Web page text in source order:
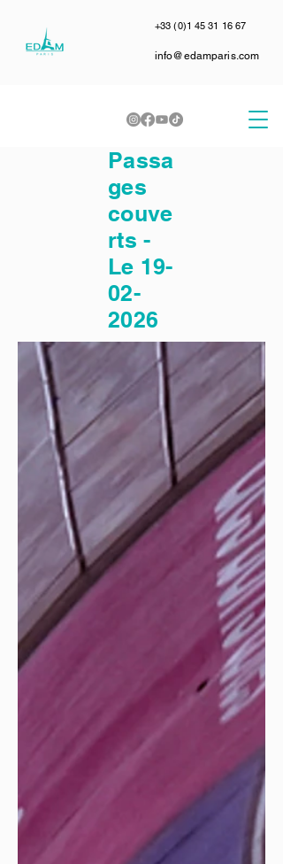
info@edamparis.com
+33 (0)1 45 31 16 67
Passa
ges
couve
rts -
Le 19-
02-
2026